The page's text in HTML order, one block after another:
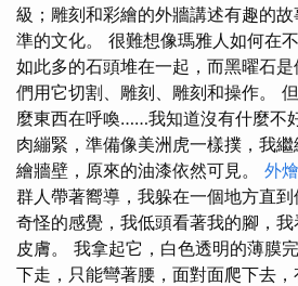
級；雕刻和彩繪的外牆講述有趣的
準的文化。 很難想像瑪雅人如何在
如此多的石頭堆在一起，而黑曜石
們用它切割、雕刻、雕刻和操作。
麼東西在呼喚……我知道沒有什麼不
肉繃緊，準備像美洲虎一樣撲，我
繪牆壁，原來的油漆依然可見。 外
群人帶著嚮導，我躲在一個地方直
奇怪的感覺，我低頭看著我的腳，
皮膚。 我拿起它，白色透明的薄膜
下走，只能彎著腰，面對面爬下去